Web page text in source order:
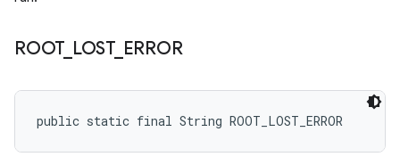
ROOT_ LOST_ ERROR
public static final String ROOT_LOST_ERROR